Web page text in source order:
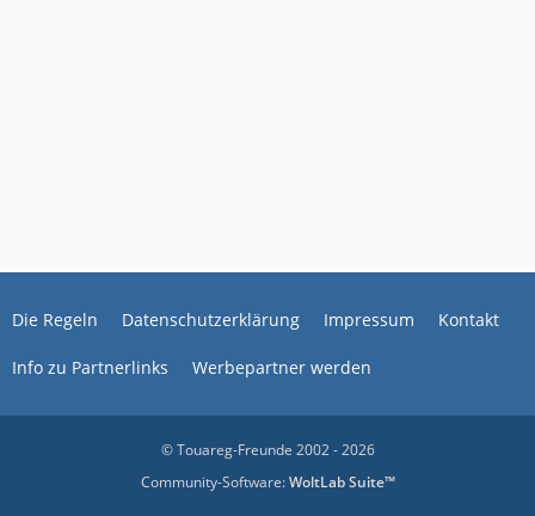
Die Regeln Datenschutzerklärung Impressum Kontakt
Info zu Partnerlinks Werbepartner werden
© Touareg-Freunde 2002 - 2026
Community-Software:WoltLab Suite™